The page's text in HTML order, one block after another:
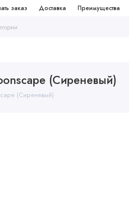
заказ Доставка Преимущества
(Сиреневый)
(Сиреневый)